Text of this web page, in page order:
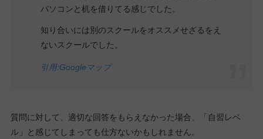
パソコンと机を借りてる感じでした。
知り合いには別のスクールをオススメせざるをえ
ないスクールでした。
引用:Googleマップ
質問に対して、適切な回答をもらえなかった場合、「自習レベ
ル」と感じてしまっても仕方ないかもしれません。